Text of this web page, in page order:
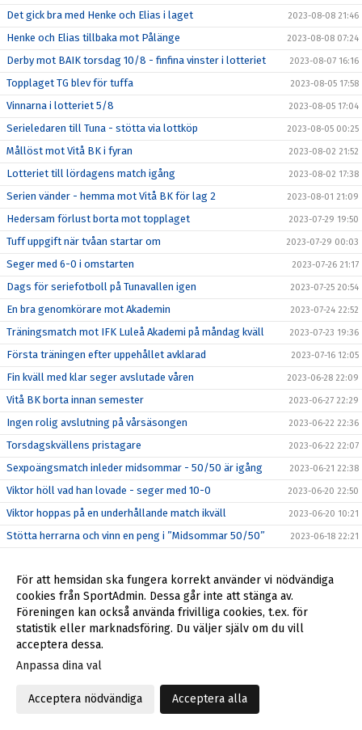
Det gick bra med Henke och Elias i laget 2023-08-08 21:46
Henke och Elias tillbaka mot Pålänge 2023-08-08 07:24
Derby mot BAIK torsdag 10/8 - finfina vinster i lotteriet 2023-08-07 16:16
Topplaget TG blev för tuffa 2023-08-05 17:58
Vinnarna i lotteriet 5/8 2023-08-05 17:04
Serieledaren till Tuna - stötta via lottköp 2023-08-05 00:25
Mållöst mot Vitå BK i fyran 2023-08-02 21:52
Lotteriet till lördagens match igång 2023-08-02 17:38
Serien vänder - hemma mot Vitå BK för lag 2 2023-08-01 21:09
Hedersam förlust borta mot topplaget 2023-07-29 19:50
Tuff uppgift när tvåan startar om 2023-07-29 00:03
Seger med 6-0 i omstarten 2023-07-26 21:17
Dags för seriefotboll på Tunavallen igen 2023-07-25 20:54
En bra genomkörare mot Akademin 2023-07-24 22:52
Träningsmatch mot IFK Luleå Akademi på måndag kväll 2023-07-23 19:36
Första träningen efter uppehållet avklarad 2023-07-16 12:05
Fin kväll med klar seger avslutade våren 2023-06-28 22:09
Vitå BK borta innan semester 2023-06-27 22:29
Ingen rolig avslutning på vårsäsongen 2023-06-22 22:36
Torsdagskvällens pristagare 2023-06-22 22:07
Sexpoängsmatch inleder midsommar - 50/50 är igång 2023-06-21 22:38
Viktor höll vad han lovade - seger med 10-0 2023-06-20 22:50
Viktor hoppas på en underhållande match ikväll 2023-06-20 10:21
Stötta herrarna och vinn en peng i ”Midsommar 50/50” 2023-06-18 22:21
Första fullträffen kommer i Sveriges mittpunkt? 2023-06-16 22:11
Det blev för svårt mot obesegrade Haparanda
Tufft uppdrag väntar på Gränsvallen 2023-06-14 18:16
Hedersam förlust i semifinalen
Andra dragningen i Herrdubbeln
Semifinal mot BBK i Stora Coop Cup
Förlust mot Östersund efter tidiga mål i baken
För att hemsidan ska fungera korrekt använder vi nödvändiga
cookies från SportAdmin. Dessa går inte att stänga av.
Föreningen kan också använda frivilliga cookies, t.ex. för
statistik eller marknadsföring. Du väljer själv om du vill
acceptera dessa.
Anpassa dina val
Acceptera nödvändiga Acceptera alla